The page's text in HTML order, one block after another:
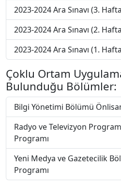
2023-2024 Ara Sınavı (3.
2023-2024 Ara Sınavı (2.
2023-2024 Ara Sınavı (1.
Çoklu Ortam
Bulunduğu Bölümler:
Bilgi Yönetimi Bölümü
Radyo ve Televizyon
Programı
Yeni Medya ve Gazetecilik
Programı